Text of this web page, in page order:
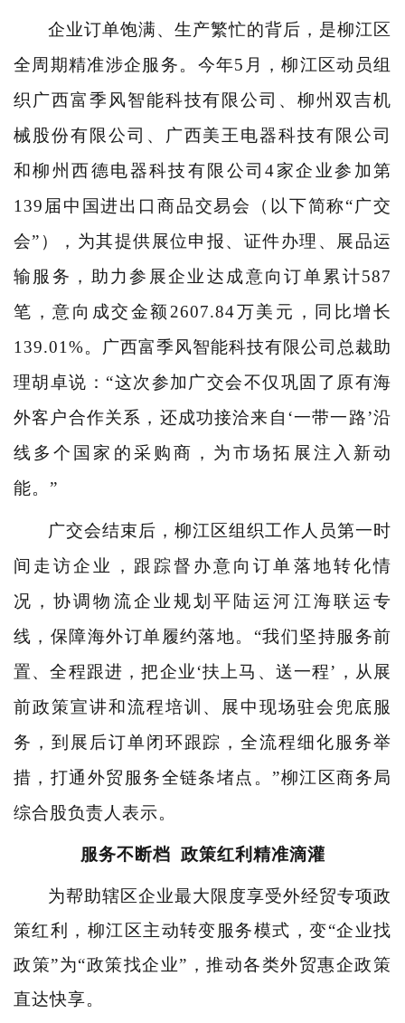
企业订单饱满、生产繁忙的背后，是柳江区
全周期精准涉企服务。今年5月，柳江区动员组
织广西富季风智能科技有限公司、柳州双吉机
械股份有限公司、广西美王电器科技有限公司
和柳州西德电器科技有限公司4家企业参加第
139届中国进出口商品交易会（以下简称“广交
会”），为其提供展位申报、证件办理、展品运
输服务，助力参展企业达成意向订单累计587
笔，意向成交金额2607.84万美元，同比增长
139.01%。广西富季风智能科技有限公司总裁助
理胡卓说：“这次参加广交会不仅巩固了原有海
外客户合作关系，还成功接洽来自‘一带一路’沿
线多个国家的采购商，为市场拓展注入新动
能。”
广交会结束后，柳江区组织工作人员第一时
间走访企业，跟踪督办意向订单落地转化情
况，协调物流企业规划平陆运河江海联运专
线，保障海外订单履约落地。“我们坚持服务前
置、全程跟进，把企业‘扶上马、送一程’，从展
前政策宣讲和流程培训、展中现场驻会兜底服
务，到展后订单闭环跟踪，全流程细化服务举
措，打通外贸服务全链条堵点。”柳江区商务局
综合股负责人表示。
服务不断档 政策红利精准滴灌
为帮助辖区企业最大限度享受外经贸专项政
策红利，柳江区主动转变服务模式，变“企业找
政策”为“政策找企业”，推动各类外贸惠企政策
直达快享。